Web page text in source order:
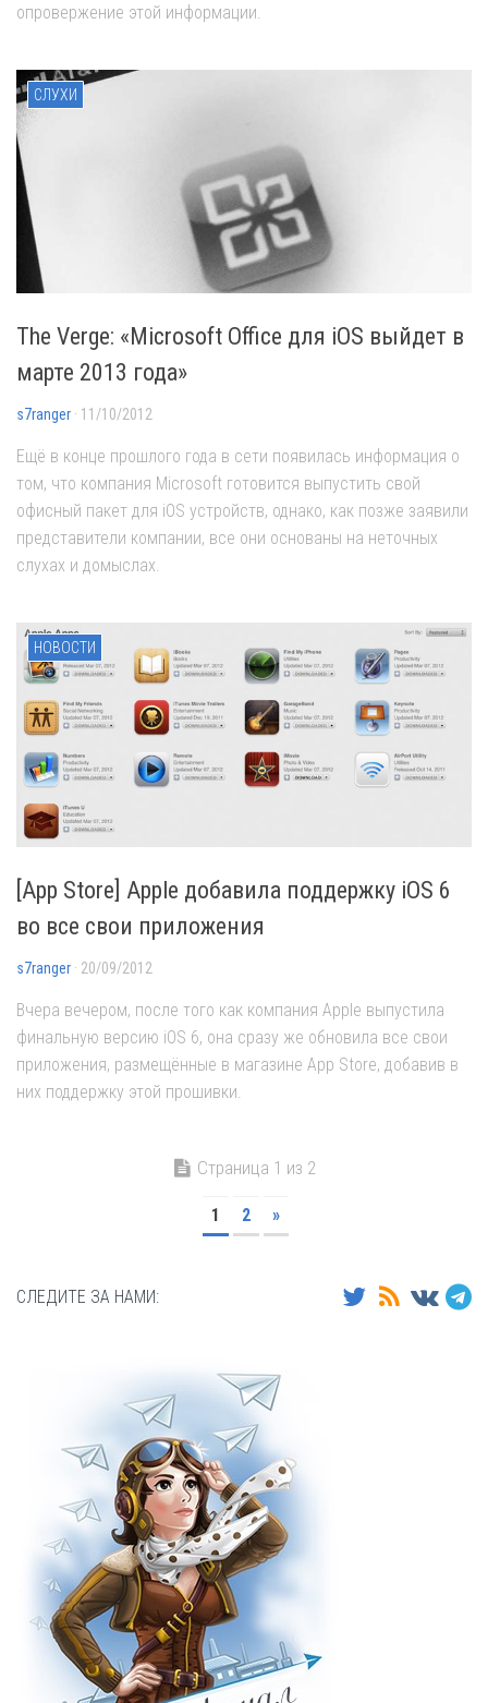
опровержение этой информации.
СЛУХИ
The Verge: «Microsoft Office для iOS выйдет в
марте 2013 года»
s7ranger · 11/10/2012
Ещё в конце прошлого года в сети появилась информация о
том, что компания Microsoft готовится выпустить свой
офисный пакет для iOS устройств, однако, как позже заявили
представители компании, все они основаны на неточных
слухах и домыслах.
НОВОСТИ
[App Store] Apple добавила поддержку iOS 6
во все свои приложения
s7ranger · 20/09/2012
Вчера вечером, после того как компания Apple выпустила
финальную версию iOS 6, она сразу же обновила все свои
приложения, размещённые в магазине App Store, добавив в
них поддержку этой прошивки.
Страница 1 из 2
1 2 »
СЛЕДИТЕ ЗА НАМИ: